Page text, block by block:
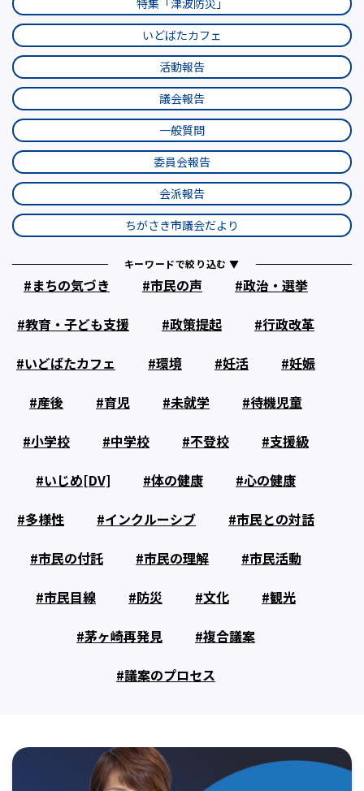
特集「津波防災」
いどばたカフェ
活動報告
議会報告
一般質問
委員会報告
会派報告
ちがさき市議会だより
キーワードで絞り込む ▼
まちの気づき 市民の声
政治・選挙
教育・子ども支援
政策提起
行政改革
いどばたカフェ
環境 妊活
妊娠
産後
育児 未就学
待機児童
小学校
中学校 不登校
支援級
いじめ[DV]
体の健康
心の健康
多様性
インクルーシブ
市民との対話
市民の付託
市民の理解
市民活動
市民目線
防災 文化
観光
茅ヶ崎再発見
複合議案
議案のプロセス